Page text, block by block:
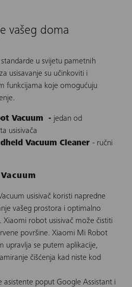
vašeg doma
u svijetu pametnih
usisavanje su učinkoviti i
funkcijama koje omogućuju
Vacuum - jedan od
usisivača
Vacuum Cleaner - ručni
usisivač koristi napredne
vašeg prostora i optimalno
Xiaomi robot usisivač može čistiti
površine. Xiaomi Mi Robot
upravlja se putem aplikacije,
čišćenja kad niste kod
asistente poput Google Assistant i